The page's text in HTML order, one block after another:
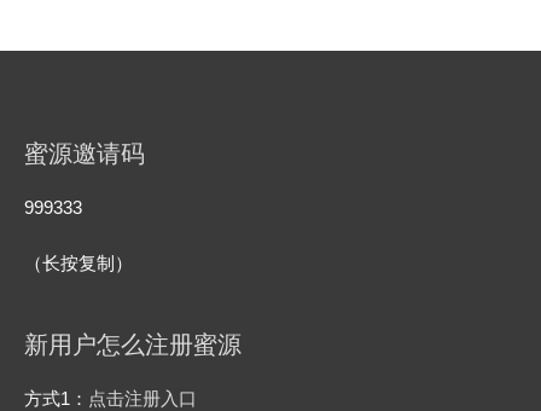
蜜源邀请码
999333
（长按复制）
新用户怎么注册蜜源
方式1： 点击注册入口